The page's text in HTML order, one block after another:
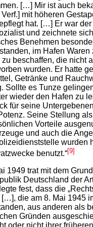
[…] Mir ist auch
Verf.] mit höheren
hat. […] Er war
und zeichnete
Benehmen
im Hafen
beschaffen, die nicht
wurden. Er hatte
Getränke und
Sollte es Tunze
wieder den Hafen zu
für seine
Seine Stellung
Vorteile
und auch die
wurden
benutzt.“[9]
1949 trat mit dem
Deutschland der
fest, dass die
[…], die am 8. Mai 1945
aus anderen als
Gründen